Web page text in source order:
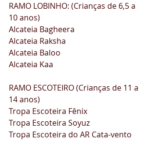
RAMO LOBINHO: (Crianças de 6,5 a
10 anos)
Alcateia Bagheera
Alcateia Raksha
Alcateia Baloo
Alcateia Kaa
RAMO ESCOTEIRO (Crianças de 11 a
14 anos)
Tropa Escoteira Fênix
Tropa Escoteira Soyuz
Tropa Escoteira do AR Cata-vento